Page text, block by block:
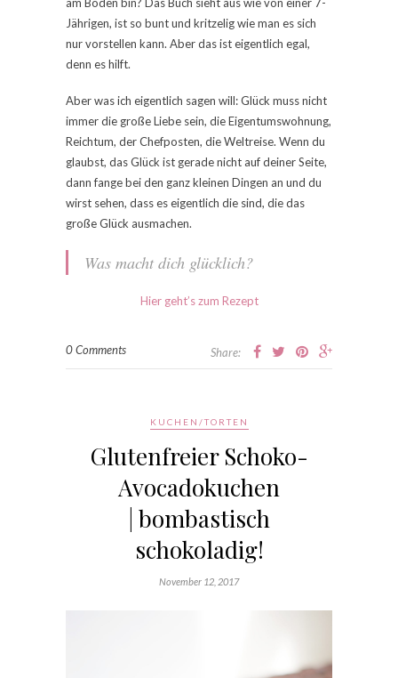
Jährigen, ist so bunt und kritzelig wie man es sich
nur vorstellen kann. Aber das ist eigentlich egal,
denn es hilft.
Aber was ich eigentlich sagen will: Glück muss nicht
immer die große Liebe sein, die Eigentumswohnung,
Reichtum, der Chefposten, die Weltreise. Wenn du
glaubst, das Glück ist gerade nicht auf deiner Seite,
dann fange bei den ganz kleinen Dingen an und du
wirst sehen, dass es eigentlich die sind, die das
große Glück ausmachen.
Was macht dich glücklich?
Hier geht’s zum Rezept
0 Comments Share:
KUCHEN/TORTEN
Glutenfreier Schoko-
Avocadokuchen
| bombastisch
schokoladig!
November 12, 2017